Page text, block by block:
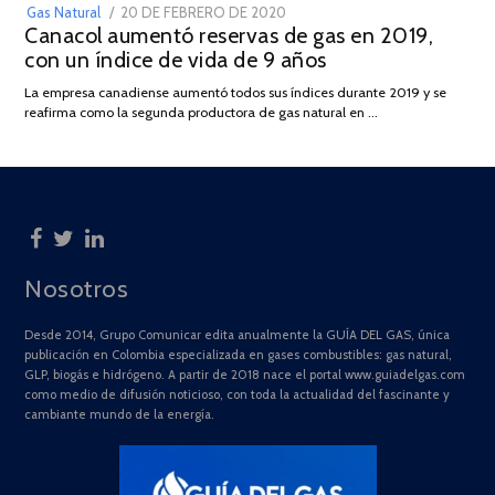
Gas Natural
POSTED
ON
20 DE FEBRERO DE 2020
DE
JULIO
2025
Canacol aumentó reservas de gas en 2019,
con un índice de vida de 9 años
La empresa canadiense aumentó todos sus índices durante 2019 y se
reafirma como la segunda productora de gas natural en …
Nosotros
Desde 2014, Grupo Comunicar edita anualmente la GUÍA DEL GAS, única
publicación en Colombia especializada en gases combustibles: gas natural,
GLP, biogás e hidrógeno. A partir de 2018 nace el portal www.guiadelgas.com
como medio de difusión noticioso, con toda la actualidad del fascinante y
cambiante mundo de la energía.